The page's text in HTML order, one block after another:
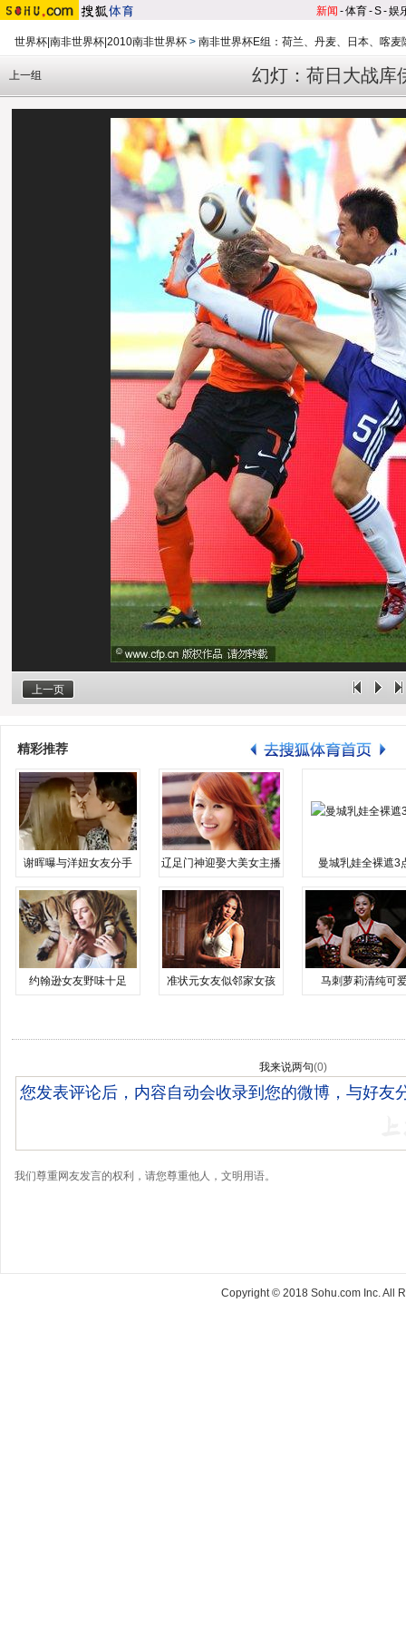
新闻 -体育-S-娱
世界杯|南非世界杯|2010南非世界杯 > 南非世界杯E组：荷兰、丹麦、日本、喀麦
幻灯：荷日大战库
上一组
上一页
精彩推荐
谢晖曝与洋妞女友分手 辽足门神迎娶大美女主播 曼城乳娃全裸遮3
约翰逊女友野味十足 准状元女友似邻家女孩 马刺萝莉清纯可
我来说两句(0)
我们尊重网友发言的权利，请您尊重他人，文明用语。
Copyright © 2018 Sohu.com Inc. All